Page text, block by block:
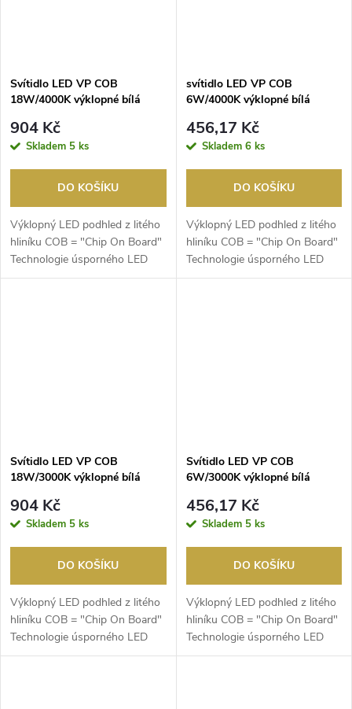
Svítidlo LED VP COB
18W/4000K výklopné bílá
904 Kč
Skladem 5 ks
DO KOŠÍKU
Výklopný LED podhled z litého
hliníku COB = "Chip On Board"
Technologie úsporného LED
multichipu s v...
svítidlo LED VP COB
6W/4000K výklopné bílá
456,17 Kč
Skladem 6 ks
DO KOŠÍKU
Výklopný LED podhled z litého
hliníku COB = "Chip On Board"
Technologie úsporného LED
multichipu s v...
Svítidlo LED VP COB
18W/3000K výklopné bílá
904 Kč
Skladem 5 ks
DO KOŠÍKU
Výklopný LED podhled z litého
hliníku COB = "Chip On Board"
Technologie úsporného LED
multichipu s v...
Svítidlo LED VP COB
6W/3000K výklopné bílá
456,17 Kč
Skladem 5 ks
DO KOŠÍKU
Výklopný LED podhled z litého
hliníku COB = "Chip On Board"
Technologie úsporného LED
multichipu s v...